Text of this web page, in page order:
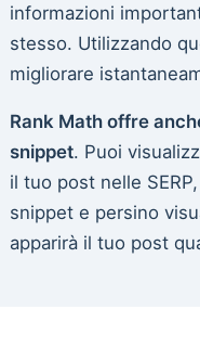
informazioni
stesso. Utilizzando
migliorare
Rank Math offre
snippet. Puoi
il tuo post nelle
snippet e persino
apparirà il tuo post